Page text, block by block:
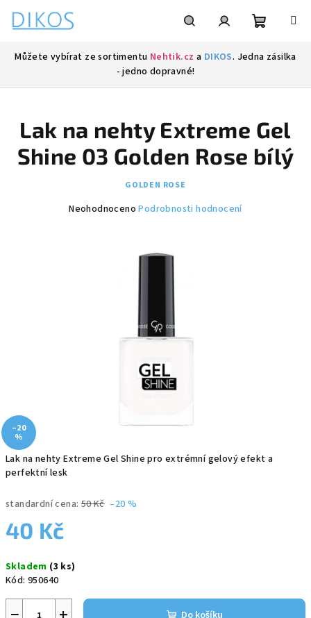
obsah
Můžete vybírat ze sortimentu Nehtik.cz a DIKOS. Jedna zásilka
- jedno dopravné!
Lak na nehty Extreme Gel Shine pro extrémní gelový efekt a
perfektní lesk
standardní cena: 50 Kč –20 %
40 Kč
cena:
Skladem (3 ks)
Kód: 950640
Do košíku
Lak na nehty Extreme Gel
Shine 03 Golden Rose bílý
GOLDEN ROSE
Průměrné
Neohodnoceno Podrobnosti hodnocení
–20
%